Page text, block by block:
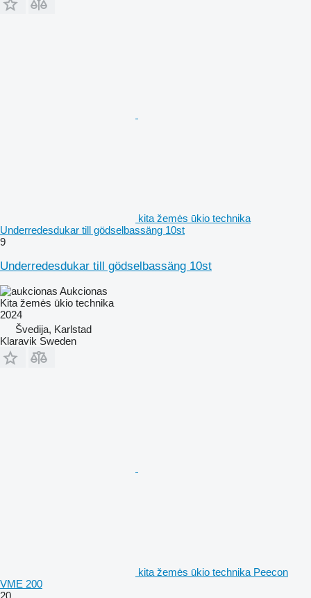
kita žemės ūkio technika
Underredesdukar till gödselbassäng 10st
9
Underredesdukar till gödselbassäng 10st
Aukcionas
Kita žemės ūkio technika
2024
Švedija, Karlstad
Klaravik Sweden
kita žemės ūkio technika Peecon
VME 200
20